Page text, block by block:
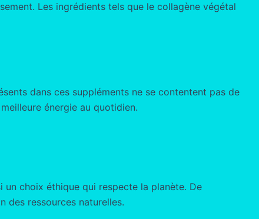
Les ingrédients tels que le collagène végétal
dans ces suppléments ne se contentent pas de
énergie au quotidien.
un choix éthique qui respecte la planète. De
des ressources naturelles.